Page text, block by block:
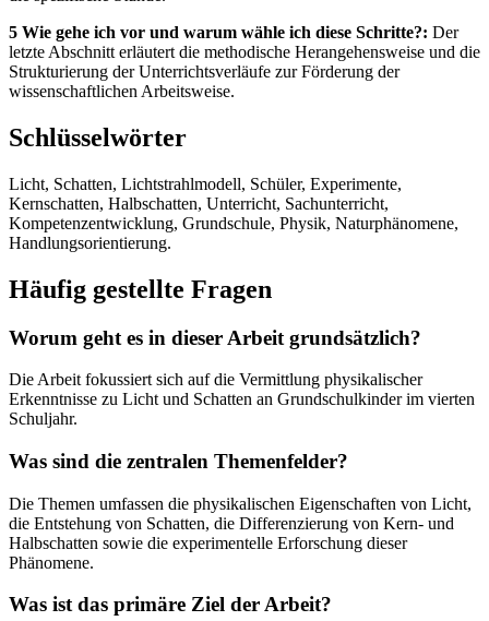
5 Wie gehe ich vor und warum wähle ich diese Schritte?: Der
letzte Abschnitt erläutert die methodische Herangehensweise und die
Strukturierung der Unterrichtsverläufe zur Förderung der
wissenschaftlichen Arbeitsweise.
Schlüsselwörter
Licht, Schatten, Lichtstrahlmodell, Schüler, Experimente,
Kernschatten, Halbschatten, Unterricht, Sachunterricht,
Kompetenzentwicklung, Grundschule, Physik, Naturphänomene,
Handlungsorientierung.
Häufig gestellte Fragen
Worum geht es in dieser Arbeit grundsätzlich?
Die Arbeit fokussiert sich auf die Vermittlung physikalischer
Erkenntnisse zu Licht und Schatten an Grundschulkinder im vierten
Schuljahr.
Was sind die zentralen Themenfelder?
Die Themen umfassen die physikalischen Eigenschaften von Licht,
die Entstehung von Schatten, die Differenzierung von Kern- und
Halbschatten sowie die experimentelle Erforschung dieser
Phänomene.
Was ist das primäre Ziel der Arbeit?